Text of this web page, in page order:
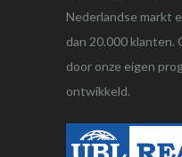
Nederlandse markt
dan 20.000 klanten.
door onze eigen
ontwikkeld.